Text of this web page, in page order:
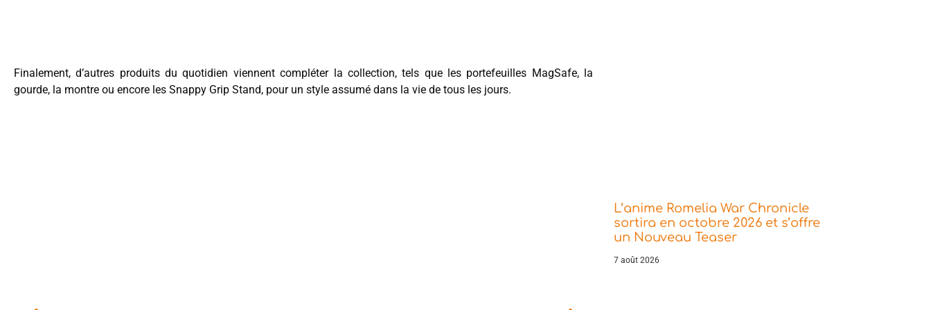
Finalement, d’autres produits du quotidien viennent compléter la collection, tels que les portefeuilles MagSafe, la
gourde, la montre ou encore les Snappy Grip Stand, pour un style assumé dans la vie de tous les jours.
L’anime Romelia War Chronicle
sortira en octobre 2026 et s’offre
un Nouveau Teaser
7 août 2026